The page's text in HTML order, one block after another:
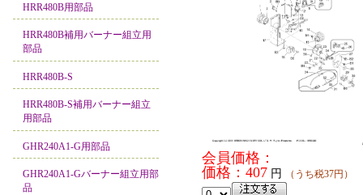
HRR480B用部品
HRR480B補用バーナー組立用
部品
HRR480B-S
HRR480B-S補用バーナー組立
用部品
GHR240A1-G用部品
GHR240A1-Gバーナー組立用部
品
会員価格：
価格：407 円 （うち税37円）